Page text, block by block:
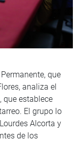
que
analiza el
que establece
El grupo lo
Alcorta y
de los